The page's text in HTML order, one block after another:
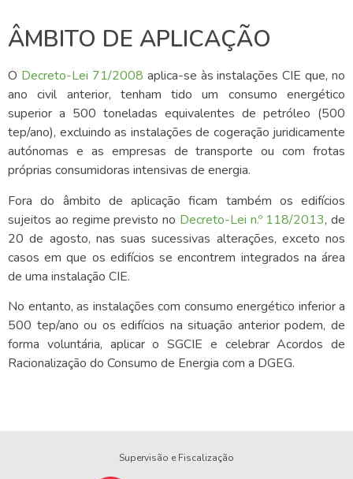
ÂMBITO DE APLICAÇÃO
O Decreto-Lei 71/2008 aplica-se às instalações CIE que, no
ano civil anterior, tenham tido um consumo energético
superior a 500 toneladas equivalentes de petróleo (500
tep/ano), excluindo as instalações de cogeração juridicamente
autónomas e as empresas de transporte ou com frotas
próprias consumidoras intensivas de energia.
Fora do âmbito de aplicação ficam também os edifícios
sujeitos ao regime previsto no Decreto-Lei n.º 118/2013, de
20 de agosto, nas suas sucessivas alterações, exceto nos
casos em que os edifícios se encontrem integrados na área
de uma instalação CIE.
No entanto, as instalações com consumo energético inferior a
500 tep/ano ou os edifícios na situação anterior podem, de
forma voluntária, aplicar o SGCIE e celebrar Acordos de
Racionalização do Consumo de Energia com a DGEG.
Supervisão e Fiscalização